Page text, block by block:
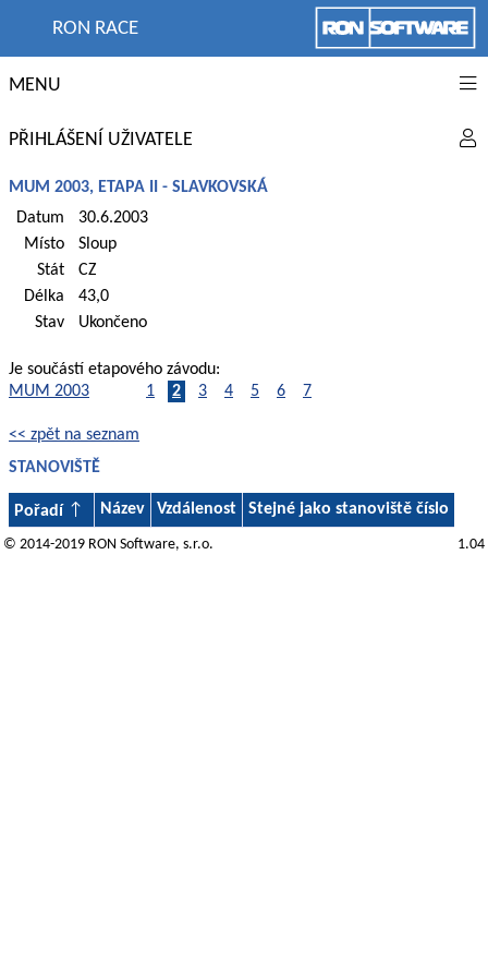
RON RACE
MENU
PŘIHLÁŠENÍ UŽIVATELE
MUM 2003, ETAPA II - SLAVKOVSKÁ
Datum
30.6.2003
Místo
Sloup
Stát
CZ
Délka
43,0
Stav
Ukončeno
Je součástí etapového závodu:
MUM 2003
1 2 3 4 5 6 7
<< zpět na seznam
STANOVIŠTĚ
Pořadí Název Vzdálenost Stejné jako stanoviště číslo
© 2014-2019 RON Software, s.r.o. 1.04